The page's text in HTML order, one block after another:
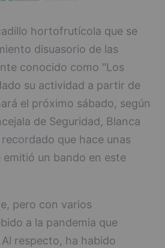
hortofrutícola que se
disuasorio de las
conocido como "Los
su actividad a partir de
el próximo sábado, según
de Seguridad, Blanca
que hace unas
emitió un bando en este
pero con varios
a la pandemia que
respecto, ha habido